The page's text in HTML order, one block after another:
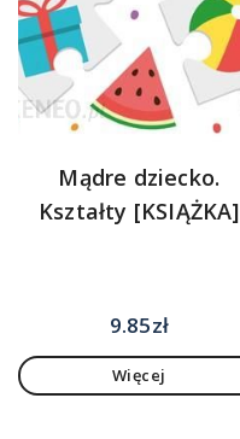
Mądre dziecko.
Kształty [KSIĄŻKA]
9.85zł
Więcej